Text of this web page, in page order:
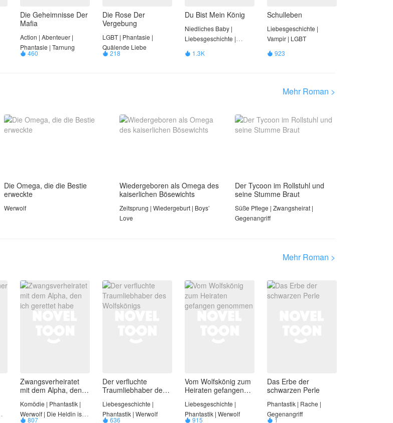
Die Geheimnisse Der
Mafia
Action | Abenteuer |
Phantasie | Tarnung
 460
Die Rose Der
Vergebung
LGBT | Phantasie |
Quälende Liebe
 218
Du Bist Mein König
Niedliches Baby |
Liebesgeschichte |
Abenteuer | Phantasie |
Geschichte | LGBT
 1.3K
Schulleben
Liebesgeschichte |
Vampir | LGBT
 923
Mehr Roman >
Die Omega, die die Bestie
erweckte
Werwolf
Wiedergeboren als Omega des
kaiserlichen Bösewichts
Zeitsprung | Wiedergeburt | Boys’
Love
Der Tycoon im Rollstuhl und
seine Stumme Braut
Süße Pflege | Zwangsheirat |
Gegenangriff
Mehr Roman >
Zwangsverheiratet
mit dem Alpha, den
Komödie | Phantastik |
Werwolf | Die Heldin ist
 807
Der verfluchte
Traumliebhaber des
Liebesgeschichte |
Phantastik | Werwolf
 636
Vom Wolfskönig zum
Heiraten gefangen
Liebesgeschichte |
Phantastik | Werwolf
 915
Das Erbe der
schwarzen Perle
Phantastik | Rache |
Gegenangriff
 1